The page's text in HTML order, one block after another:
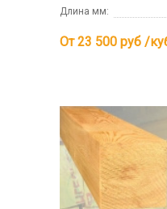
Длина мм:
От 23 500 руб /